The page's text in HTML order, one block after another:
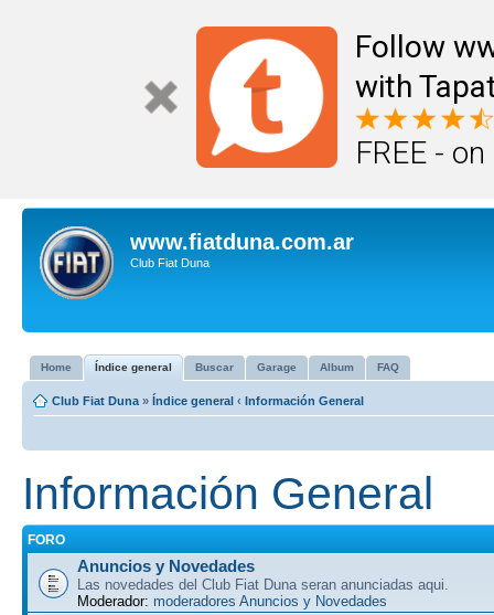
Follow
with
FREE -
www.fiatduna.com.ar
Club Fiat Duna
Home Índice general Buscar Garage Album FAQ
Club Fiat Duna » Índice general ‹ Información General
Información General
FORO
Anuncios y Novedades
Las novedades del Club Fiat Duna seran anunciadas aqui.
Moderador: moderadores Anuncios y Novedades